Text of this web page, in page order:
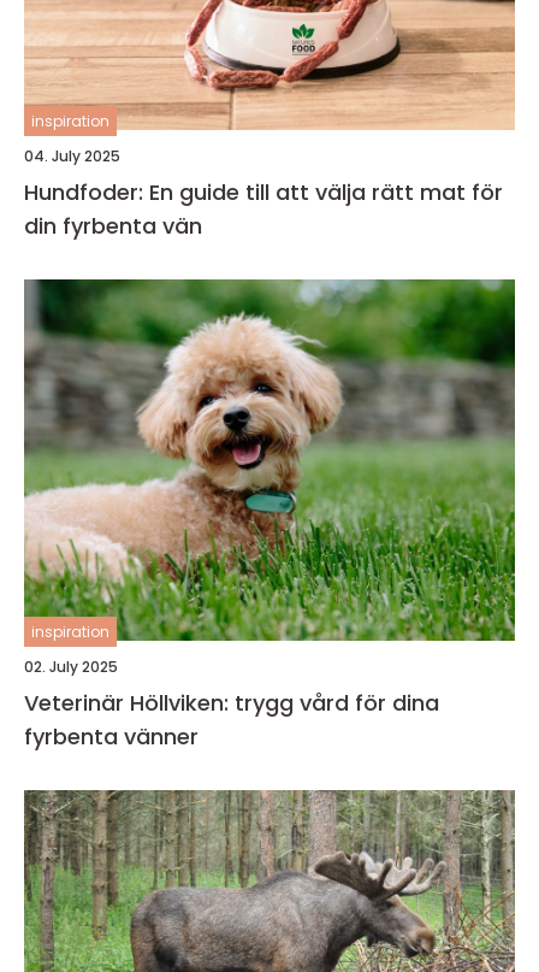
inspiration
04. July 2025
Hundfoder: En guide till att välja rätt mat för
din fyrbenta vän
inspiration
02. July 2025
Veterinär Höllviken: trygg vård för dina
fyrbenta vänner